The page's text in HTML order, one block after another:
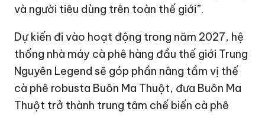
và người tiêu dùng trên toàn thế giới”.
Dự kiến đi vào hoạt động trong năm 2027, hệ
thống nhà máy cà phê hàng đầu thế giới Trung
Nguyên Legend sẽ góp phần nâng tầm vị thế
cà phê robusta Buôn Ma Thuột, đưa Buôn Ma
Thuột trở thành trung tâm chế biến cà phê